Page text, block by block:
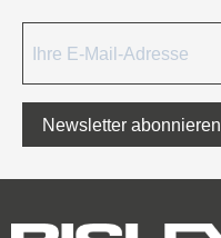
Newsletter abonnieren